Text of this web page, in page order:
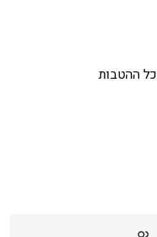
ההטבות